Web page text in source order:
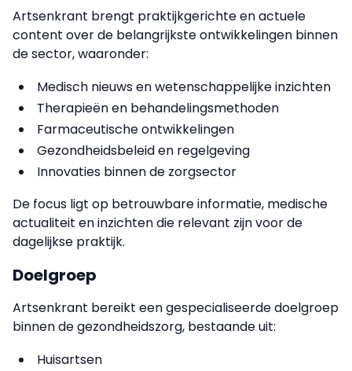
Artsenkrant brengt praktijkgerichte en actuele
content over de belangrijkste ontwikkelingen binnen
de sector, waaronder:
Medisch nieuws en wetenschappelijke inzichten
Therapieën en behandelingsmethoden
Farmaceutische ontwikkelingen
Gezondheidsbeleid en regelgeving
Innovaties binnen de zorgsector
De focus ligt op betrouwbare informatie, medische
actualiteit en inzichten die relevant zijn voor de
dagelijkse praktijk.
Doelgroep
Artsenkrant bereikt een gespecialiseerde doelgroep
binnen de gezondheidszorg, bestaande uit:
Huisartsen